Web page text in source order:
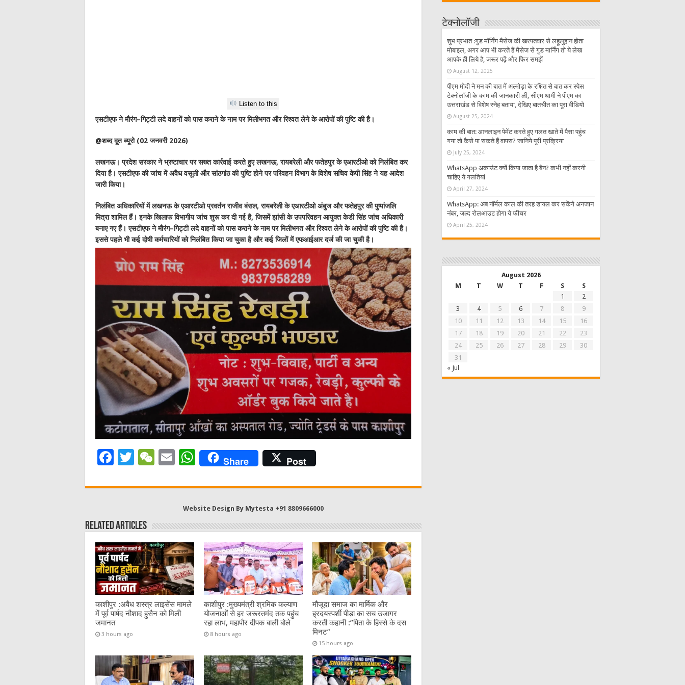
Listen to this
एसटीएफ ने मौरंग–गिट्टी लदे वाहनों को पास कराने के नाम पर मिलीभगत और रिश्वत लेने के आरोपों की पुष्टि की है।
@शब्द दूत ब्यूरो (02 जनवरी 2026)
लखनऊ। प्रदेश सरकार ने भ्रष्टाचार पर सख्त कार्रवाई करते हुए लखनऊ, रायबरेली और फतेहपुर के एआरटीओ को निलंबित कर
दिया है। एसटीएफ की जांच में अवैध वसूली और सांठगांठ की पुष्टि होने पर परिवहन विभाग के विशेष सचिव केपी सिंह ने यह आदेश
जारी किया।
निलंबित अधिकारियों में लखनऊ के एआरटीओ प्रवर्तन राजीव बंसल, रायबरेली के एआरटीओ अंबुज और फतेहपुर की पुष्पांजलि
मित्रा शामिल हैं। इनके खिलाफ विभागीय जांच शुरू कर दी गई है, जिसमें झांसी के उपपरिवहन आयुक्त केडी सिंह जांच अधिकारी
बनाए गए हैं। एसटीएफ ने मौरंग–गिट्टी लदे वाहनों को पास कराने के नाम पर मिलीभगत और रिश्वत लेने के आरोपों की पुष्टि की है।
इससे पहले भी कई दोषी कर्मचारियों को निलंबित किया जा चुका है और कई जिलों में एफआईआर दर्ज की जा चुकी है।
F
c
b
o
o
k
T
it
r
W
C
at
E
ai
W
at
s
A
p
p
Share Post
Website Design By Mytesta +91 8809666000
Related Articles
काशीपुर :अवैध शस्त्र लाइसेंस मामले
में पूर्व पार्षद नौशाद हुसैन को मिली
जमानत
3 hours ago
काशीपुर :मुख्यमंत्री श्रमिक कल्याण
योजनाओं से हर जरूरतमंद तक पहुंच
रहा लाभ, महापौर दीपक बाली बोले
8 hours ago
मौजूदा समाज का मार्मिक और
ह्रदयस्पर्शी पीड़ा का सच उजागर
करती कहानी :”पिता के हिस्से के दस
मिनट”
15 hours ago
टेक्नोलॉजी
शुभ प्रभात :गुड मॉर्निंग मैसेज की खरपतवार से लहूलुहान होता
मोबाइल, अगर आप भी करते हैं मैसेज से गुड मार्निंग तो ये लेख
आपके ही लिये है, जरूर पढ़ें और फिर समझें
August 12, 2025
पीएम मोदी ने मन की बात में अल्मोड़ा के रक्षित से बात कर स्पेस
टेक्नोलॉजी के काम की जानकारी ली, सीएम धामी ने पीएम का
उत्तराखंड से विशेष स्नेह बताया, देखिए बातचीत का पूरा वीडियो
August 25, 2024
काम की बात: आनलाइन पेमेंट करते हुए गलत खाते में पैसा पहुंच
गया तो कैसे पा सकते हैं वापस? जानिये पूरी प्रक्रिया
July 25, 2024
WhatsApp अकाउंट क्यों किया जाता है बैन? कभी नहीं करनी
चाहिए ये गलतियां
April 27, 2024
WhatsApp: अब नॉर्मल काल की तरह डायल कर सकेंगे अनजान
नंबर, जल्द रोलआउट होगा ये फीचर
April 25, 2024
August 2026
M
T W T F S
S
1
2
3
4 5 6 7 8
9
10
11 12 13 14 15
16
17
18 19 20 21 22
23
24
25 26 27 28 29
30
31
« Jul